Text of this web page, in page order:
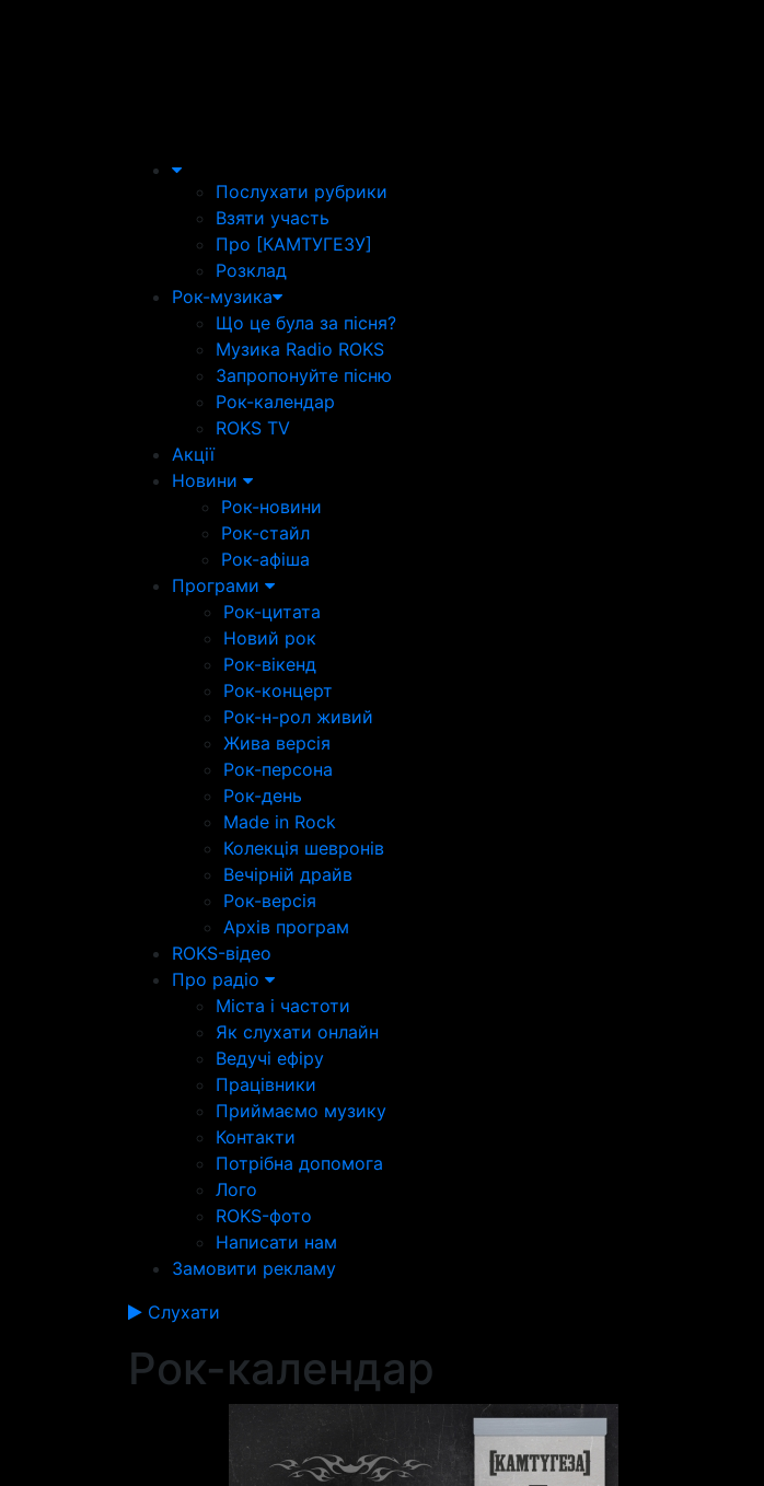
Послухати рубрики
Взяти участь
Про [КАМТУГЕЗУ]
Розклад
Рок-музика
Що це була за пісня?
Музика Radio ROKS
Запропонуйте пісню
Рок-календар
ROKS TV
Акції
Новини
Рок-новини
Рок-стайл
Рок-афіша
Програми
Рок-цитата
Новий рок
Рок-вікенд
Рок-концерт
Рок-н-рол живий
Жива версія
Рок-персона
Рок-день
Made in Rock
Колекція шевронів
Вечірній драйв
Рок-версія
Архів програм
ROKS-відео
Про радіо
Міста і частоти
Як слухати онлайн
Ведучі ефіру
Працівники
Приймаємо музику
Контакти
Потрібна допомога
Лого
ROKS-фото
Написати нам
Замовити рекламу
Слухати
Рок-календар